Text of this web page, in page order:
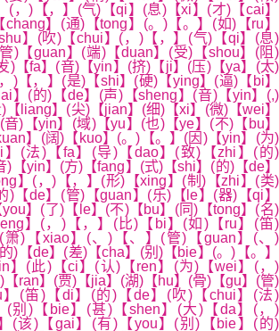
(，)【，】(气)【qi】(息)【xi】(才)【cai】
】(通)【tong】(。)【。】(如)【ru】
】(吹)【chui】(，)【，】(气)【qi】(息)
)【guan】(端)【duan】(受)【shou】(阻)
)【fa】(音)【yin】(挤)【ji】(压)【ya】(太)
)【，】(是)【shi】(硬)【ying】(逼)【bi】
】(的)【de】(声)【sheng】(音)【yin】(,)
)【liang】(尖)【jian】(细)【xi】(微)【wei】
)【yin】(域)【yu】(也)【ye】(不)【bu】
】(阔)【kuo】(。)【。】(因)【yin】(为)
】(法)【fa】(导)【dao】(致)【zhi】(的)
)【yin】(方)【fang】(式)【shi】(的)【de】
】(，)【，】(形)【xing】(制)【zhi】(类)
)【de】(管)【guan】(乐)【le】(器)【qi】
】(了)【le】(不)【bu】(同)【tong】(名)
】(，)【，】(比)【bi】(如)【ru】(笛)
箫)【xiao】(、)【、】(管)【guan】(、)
)【de】(差)【cha】(别)【bie】(。)【。】
】(此)【ci】(认)【ren】(为)【wei】(，)
【ran】(贾)【jia】(湖)【hu】(骨)【gu】(管)
】(笛)【di】(的)【de】(吹)【chui】(法)
(别)【bie】(甚)【shen】(大)【da】(，)
(该)【gai】(有)【you】(别)【bie】(的)